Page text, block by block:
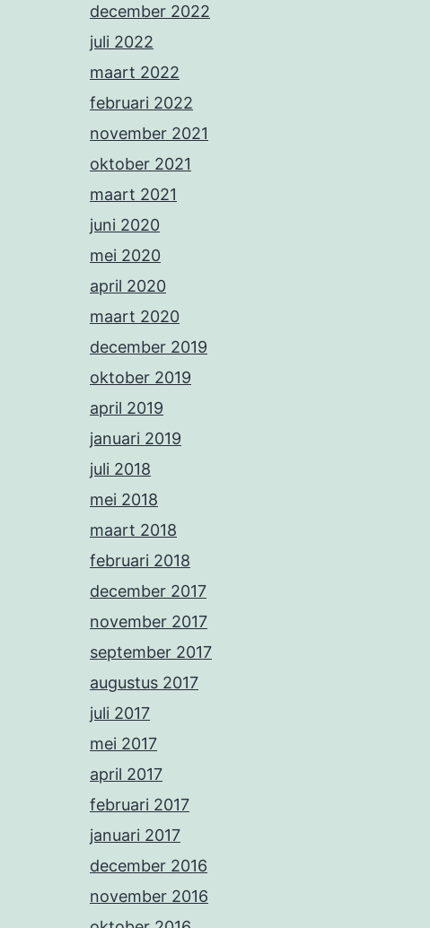
december 2022
juli 2022
maart 2022
februari 2022
november 2021
oktober 2021
maart 2021
juni 2020
mei 2020
april 2020
maart 2020
december 2019
oktober 2019
april 2019
januari 2019
juli 2018
mei 2018
maart 2018
februari 2018
december 2017
november 2017
september 2017
augustus 2017
juli 2017
mei 2017
april 2017
februari 2017
januari 2017
december 2016
november 2016